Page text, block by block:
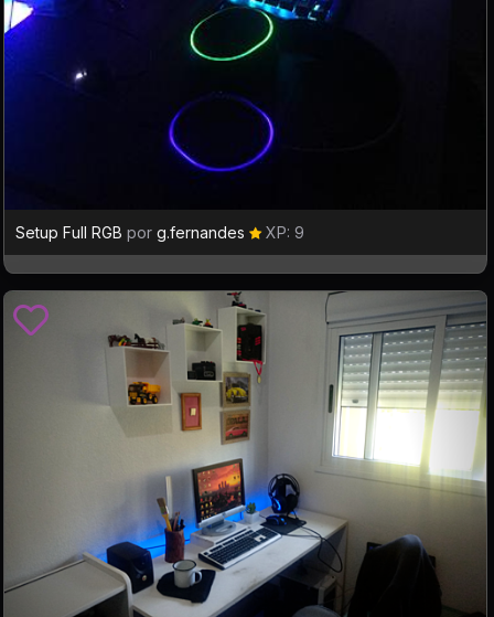
Setup Full RGB por g.fernandes XP: 9